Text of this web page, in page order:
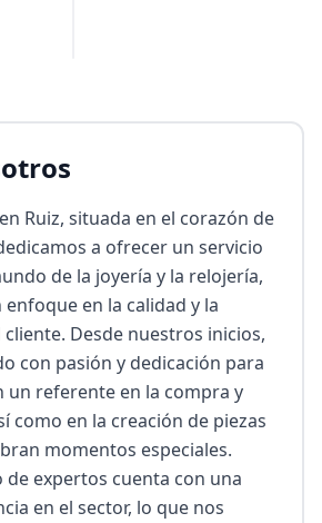
Ruiz, situada en el corazón de
a ofrecer un servicio
de la joyería y la relojería,
en la calidad y la
Desde nuestros inicios,
con pasión y dedicación para
un referente en la compra y
como en la creación de piezas
momentos especiales.
expertos cuenta con una
en el sector, lo que nos